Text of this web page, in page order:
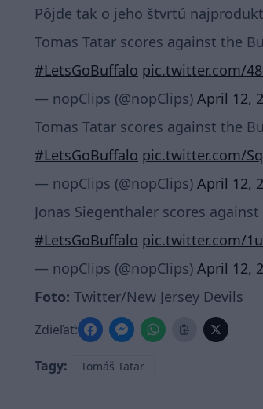
Pôjde tak o jeho štvrtú
Tomas Tatar scores against the
#LetsGoBuffalo pic.twitter.com/
— nopClips (@nopClips) April 12,
Tomas Tatar scores against the
#LetsGoBuffalo pic.twitter.com/
— nopClips (@nopClips) April 12,
Jonas Siegenthaler scores
#LetsGoBuffalo pic.twitter.com/
— nopClips (@nopClips) April 12,
Foto: Twitter/New Jersey Devils
Zdieľať:
Tagy: Tomáš Tatar